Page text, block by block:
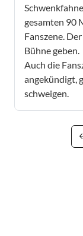
gesamten 90
Fanszene.
Bühne geben.
Auch die
angekündigt,
schweigen.